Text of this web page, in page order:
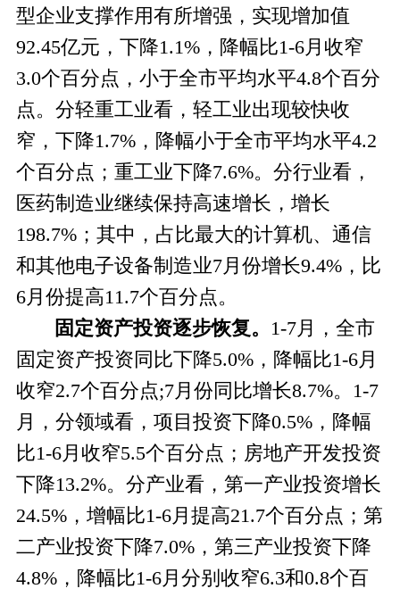
型企业支撑作用有所增强，实现增加值
92.45亿元，下降1.1%，降幅比1-6月收窄
3.0个百分点，小于全市平均水平4.8个百分
点。分轻重工业看，轻工业出现较快收
窄，下降1.7%，降幅小于全市平均水平4.2
个百分点；重工业下降7.6%。分行业看，
医药制造业继续保持高速增长，增长
198.7%；其中，占比最大的计算机、通信
和其他电子设备制造业7月份增长9.4%，比
6月份提高11.7个百分点。
固定资产投资逐步恢复。 1-7月，全市
固定资产投资同比下降5.0%，降幅比1-6月
收窄2.7个百分点;7月份同比增长8.7%。1-7
月，分领域看，项目投资下降0.5%，降幅
比1-6月收窄5.5个百分点；房地产开发投资
下降13.2%。分产业看，第一产业投资增长
24.5%，增幅比1-6月提高21.7个百分点；第
二产业投资下降7.0%，第三产业投资下降
4.8%，降幅比1-6月分别收窄6.3和0.8个百